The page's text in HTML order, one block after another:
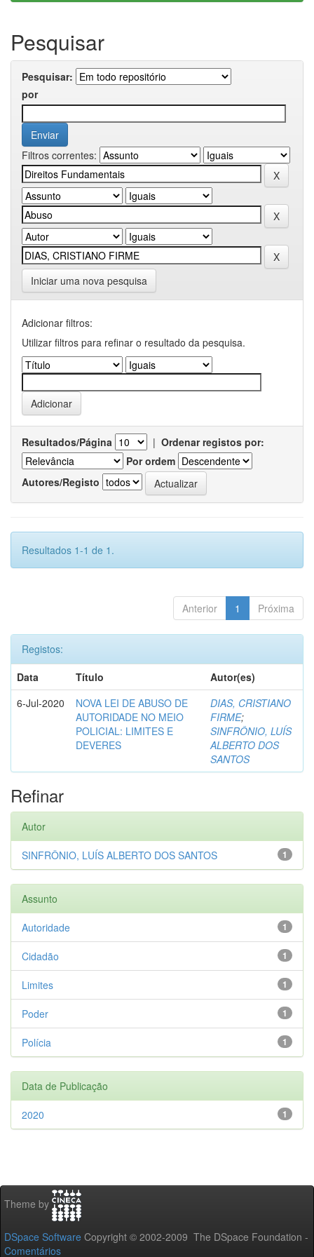
Pesquisar
Pesquisar:
por
Filtros correntes:
Iniciar uma nova pesquisa
Adicionar filtros:
Utilizar filtros para refinar o resultado da pesquisa.
Resultados/Página | Ordenar registos por:
Por ordem
Autores/Registo
Resultados 1-1 de 1.
Anterior 1 Próxima
Registos:
Data
Título
Autor(es)
6-Jul-2020
NOVA LEI DE ABUSO DE
AUTORIDADE NO MEIO
POLICIAL: LIMITES E
DEVERES
DIAS, CRISTIANO
FIRME;
SINFRÔNIO, LUÍS
ALBERTO DOS
SANTOS
Refinar
Autor
1
SINFRÔNIO, LUÍS ALBERTO DOS SANTOS
Assunto
1
Autoridade
1
Cidadão
1
Limites
1
Poder
1
Polícia
Data de Publicação
1
2020
Theme by
DSpace Software Copyright © 2002-2009 The DSpace Foundation -
Comentários